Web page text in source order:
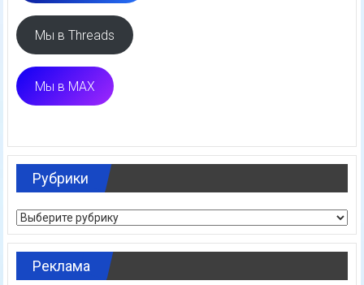
Мы в Threads
Мы в MAX
Рубрики
Рубрики
Реклама